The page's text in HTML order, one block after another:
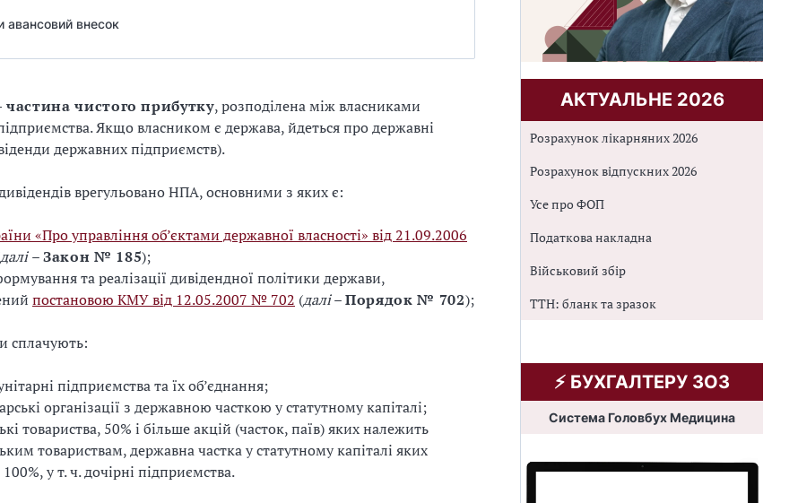
авансовий внесок
частина чистого прибутку, розподілена між власниками
Якщо власником є держава, йдеться про державні
державних підприємств).
врегульовано НПА, основними з яких є:
«Про управління об’єктами державної власності» від 21.09.2006
далі–Закон № 185);
та реалізації дивідендної політики держави,
постановою КМУ від 12.05.2007 № 702 (далі–Порядок № 702);
сплачують:
підприємства та їх об’єднання;
організації з державною часткою у статутному капіталі;
товариства, 50% і більше акцій (часток, паїв) яких належить
товариствам, державна частка у статутному капіталі яких
у т. ч. дочірні підприємства.
АКТУАЛЬНЕ 2026
Розрахунок лікарняних 2026
Розрахунок відпускних 2026
Усе про ФОП
Податкова накладна
Військовий збір
ТТН: бланк та зразок
⚡️ БУХГАЛТЕРУ ЗОЗ
Система Головбух Медицина